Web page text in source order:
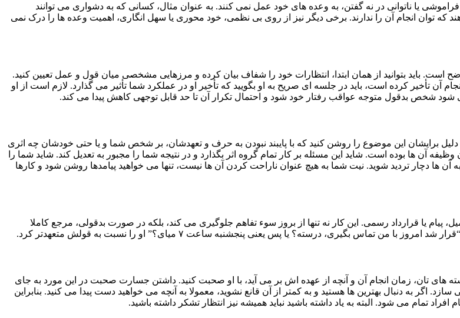
یا ناتوانی در نه گفتن، به وعده های خود عمل نمی کنند. به عنوان مثال، کسانی که به دشواری می توانند
توان انجام آن را ندارند. برخی دیگر نیز از روی بی نظمی، خود محوری یا سهل انگاری، اهمیت وعده ها را درک نمی
است. باید بتوانید از همان ابتدا، انتظارات خود را شفاف بیان کرده و مرزهایی مشخصی میان قول و عمل تعیین کنید.
آن تأخیر کرده است، باید در جلسه ای صریح به او بگویید که تأخیر او در عملکرد شما تأثیر می گذارد. لازم است از او
شود شخص بدقول متوجه عواقب رفتار خود شود و احتمال تکرار آن تا حد قابل توجهی کاهش پیدا می کند.
دلیل برایشان این موضوع را روشن کنید که با پایبند نبودن به حرف و تعهدشان، بر شخص شما و یا حتی خودشان چه اثری
آن ها بوده است. شاید این مسئله بر کار تمام گروه اثر بگذارد و در نتیجه شما را مجبور به تعدیل کند. شاید شما را
آن ها دچار تردید شوید. نیت شما به هیچ عنوان ناراحت کردن آن ها نیست، تنها می خواهید پیامدها روشن شود و کارها
یا قرارداد رسمی. این کار نه تنها از بروز سوء تفاهم جلوگیری می کند، بلکه در صورت بدقولی، مرجع کاملا
بگیری، درسته؟ یا پس یعنی پنجشنبه ساعت ۷ میای؟” او را نسبت به قولش متعهدتر کرد.
های تان، زمان انجام آن و آنچه از عهده اش بر می آید، با او صحبت کنید. داشتن جسارت صحبت در این مورد به جای
به دنبال بهترین ها هستید و به کمتر از آن قانع نشوید، معمولا به آنچه می خواهید دست پیدا می کنید. بنابراین
تمام می شود. البته به یاد داشته باشید نباید همیشه نیز انتظار تشکر داشته باشید.